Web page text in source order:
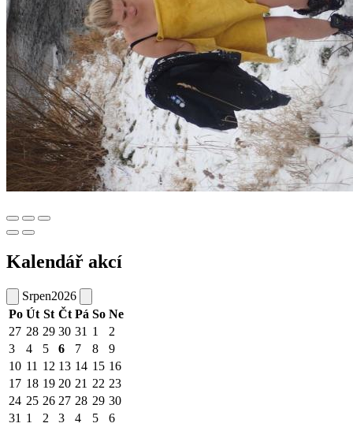
Kalendář akcí
Srpen2026
Po Út St Čt Pá So Ne
27 28 29 30 31 1
2
3
4 5 6 7 8
9
10 11 12 13 14 15 16
17 18 19 20 21 22 23
24 25 26 27 28 29 30
31 1 2 3 4 5 6